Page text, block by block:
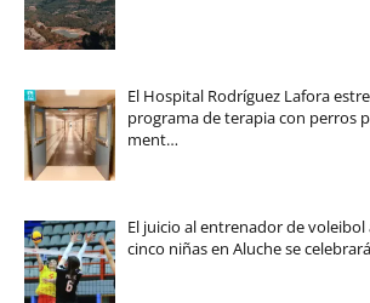
El Hospital Rodríguez Lafora
programa de terapia con perros
ment…
El juicio al entrenador de
cinco niñas en Aluche se